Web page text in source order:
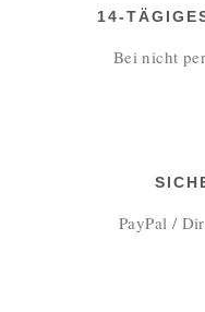
14-
Bei nicht
PayPal /